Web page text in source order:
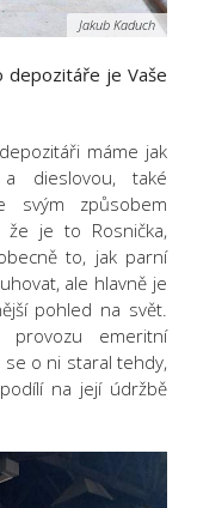
Jakub Kaduch
depozitáře je Vaše
máme jak
dieslovou, také
způsobem
že je to Rosnička,
to, jak parní
ale hlavně je
pohled na svět.
emeritní
se o ni staral tehdy,
na její údržbě